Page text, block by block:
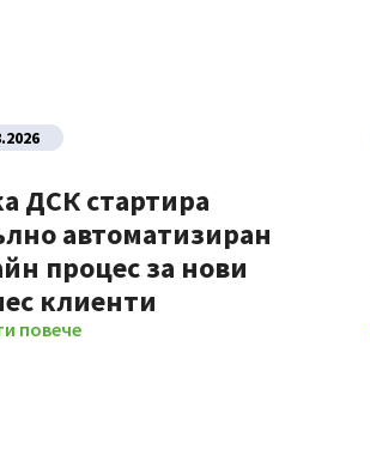
ДСК стартира
автоматизиран
процес за нови
клиенти
повече